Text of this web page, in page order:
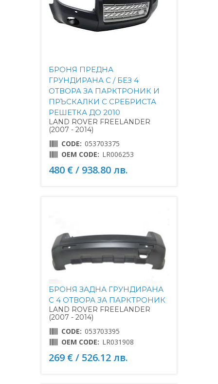
БРОНЯ ПРЕДНА
ГРУНДИРАНА С / БЕЗ 4
ОТВОРА ЗА ПАРКТРОНИК И
ПРЪСКАЛКИ С СРЕБРИСТА
РЕШЕТКА ДО 2010
LAND ROVER FREELANDER
(2007 - 2014)
CODE: 053703375
OEM CODE: LR006253
480 € / 938.80 лв.
БРОНЯ ЗАДНА ГРУНДИРАНА
С 4 ОТВОРА ЗА ПАРКТРОНИК
LAND ROVER FREELANDER
(2007 - 2014)
CODE: 053703395
OEM CODE: LR031908
269 € / 526.12 лв.